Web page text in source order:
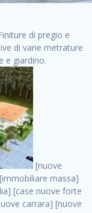
di pregio e
di varie metrature
e giardino.
[nuove costruzioni versilia] [vendita case carrara] [immobiliare massa] [case nuove toscana] [case in vendita versilia] [case nuove forte dei marmi] [case in vendita carrara] [case nuove carrara] [nuove costruzioni pietrasanta] [nuove costruzioni forte dei marmi] [immobiliare versilia] [case nuove massa] [case nuove pietrasanta] [case nuove liguria] [immobiliare forte dei marmi] [nuove costruzioni liguria] [nuove costruzioni carrara] [nuove costruzioni massa] [immobiliare carrara] case in vendita toscana [immobiliare liguria] [case in vendita massa] [vendita case massa] [vendita case versilia] [nuove costruzioni toscana] [immobiliare pietrasanta] [immobiliare toscana] [case nuove versilia] nuove costruzioni case nuove in vendita case nuove case in costruzione case nuova costruzione appartamenti nuova costruzione case in vendita nuove costruzioni terreno edificabile nuove costruzioni milano marina di carrara carrara massa massa carrara toscana versilia case in vendita a milano case in vendita a roma appartamenti nuovi in vendita vendita case milano case in vendita torino case in vendita milano case di nuova costruzione nuove costruzioni roma case in vendita roma , casa per vendere italia . vendita case roma vendita case torino villette nuova costruzione vendita case privati cerco casa milano vendita case impresa edile vendita case genova vendita immobili vendita case nuove cerco casa ville nuova costruzione annunci case in vendita case in vendita nuova costruzione nuove case in vendita case in vendita da privati villette a schiera cerco casa in vendita case in affitto vendita nuove costruzioni costruire case affitto affitto negozio milano cerco casa roma cerco casa nuova costruzione appartamenti in costruzione, casa per vendere italia . case nuove vendita case in vendita nuove case nuove milano nuove costruzioni morena case in vendita costruzioni case case in vendita tor vergata nuova annunci vendita case case in vendita milano centro, casa per vendere italia . vendita case nuova costruzione case in vendita privati agenzia immobiliare appartamenti di nuova costruzione ville in costruzione case in vendita a opera nuova costruzione nuove costruzioni torino, casa per vendere italia . appartamenti nuovi impresa edile roma trova casa costruzioni nuove appartamenti in affitto cantieri in costruzione, casa per vendere italia . immobiliare nuove costruzioni case in vendita dragona appartamenti in vendita siti vendita case case in vendita roma nord nuovi costruzioni ville nuove in vendita nuove costruzioni in vendita trovocasa cerco casa affitto villette in vendita nuove costruzioni immobiliari nuove costruzioni bologna toscano immobiliare palermo nuovi appartamenti vendita case dragona nuova costruzione case in vendita villaggio prenestino, casa per vendere italia . case in vendita dal costruttore imprese edili torino nuove costruzioni firenze immobiliare case nuove in costruzione toscano immobiliare milano, casa per vendere italia . casanuova case in vendita acilia dragona case in vendita di nuova costruzione case in vendita da costruttore nuove costruzioni eur case e cantieri appartamenti in vendita nuova costruzione case in vendita a dragona roma case in vendita nuove case in costruzione porta portese immobiliare appartamenti cerco casa disperatamente case in vendita torresina cascine in vendita vendita immobili roma, casa per vendere italia . milano nuove costruzioni morena case in vendita costruzioni edili nuove costruzioni catania visure catastali on line gratis nuove costruzioni monza case in costruzione milano, casa per vendere italia . nuove costruzioni boccea vendita immobili milano attico immobiliare roma vendita imprese edili bergamo impresa edile bologna case in vendita a classe appartamento nuovo nuove costruzioni pietralata case costruzione case in vendita roma sud nuove costruzioni residenziali a milano appartamenti nuova costruzione milano case in vendita boccea case in vendita morena nuove costruzioni vendita immobili privati, casa per vendere italia . comprare casa nuova costruzione case in vendita con leasing case in vendita ostia antica case nuova costruzione milano appartamenti nuovi milano case nuove roma nuove costruzioni bari edilizia convenzionata case in vendita a tortona villaggio prenestino case in vendita toscano immobiliare professione casa nuove costruzioni parma impresa costruzioni nuove case nuove costruzioni bergamo vendita immobili torino ville di nuova costruzione solo affitti appartamento nuovo in vendita appartamenti nuova costruzione roma case nuova costruzione roma, casa per vendere italia . nuove costruzioni a milano case in costruzione roma impresa di costruzioni grimaldi immobiliare costruzioni villetta nuova costruzione case in vendita da imprese edili cerco casa a acquisto casa in costruzione nuove costruzioni mare costruzioni immobiliari cantieri nuove costruzioni acquisto casa nuova costruzione nuove costruzioni padova comprare casa in costruzione impresa edile napoli nuove costruzioni pescara casa risorse immobiliari, casa per vendere italia . immobili in costruzione villette nuove villette nuove in vendita gabetti imprese edili verona nuove costruzioni milano sud nuovi immobili nuove costruzioni legnano, casa per vendere italia . cantieri nuove costruzioni milano villa nuova case vendita nuove costruzioni appartamenti in vendita nuovi immobili nuovi costruttori case imprese edili brescia nuovi appartamenti milano case in vendita selva nera casa nuova retecasa case nuova costruzione in vendita monolocale imprese edili firenze imprese edili padova frimm vendita case dragona nuove costruzioni vendita imprese edili parma imprese di costruzioni milano immobiliare toscano frimm immobiliare roma case case dal costruttore acquisto terreno agricolo imprese edili italiane roma vende casa case nuove a milano nuove costruzioni a roma imprese costruzioni roma cerco casa nuova immobili di nuova costruzione case in vendita castelverde roma impresa edile palermo rent to buy roma nuove costruzioni, casa per vendere italia . tempocasa case in vendita a riscatto nuove costruzioni varese nuove costruzioni bolzano vendita case in costruzione nuove costruzioni lecce cantiere milano costruire villa imprese edili treviso impresa edile catania case in vendita roma tiburtina vendita appartamenti nuova costruzione vendita immobili commerciali case nuove in vendita milano nuove costruzioni seregno cerca casa vendita cerco casa milano vendita nuove costruzioni milano ovest vendita case nuove milano imprese edili modena nuove costruzioni milano centro case in vendita aranova nuove abitazioni, casa per vendere italia ., casa per vendere italia . nuove costruzioni brescia nuove costruzioni como appartamenti nuovi in vendita a milano case in vendita bologna nuove costruzioni appartamenti in vendita milano nuova costruzione imprese edili como morena nuove costruzioni nuove costruzioni case vendita appartamenti nuovi nuove costruzioni salerno eurekasa villette in costruzione bilocali nuovi case nuove in vendita a roma case in vendita con permuta nuove costruzioni trento impresa edile varese imprese costruzioni milano imprese edili venezia case in vendita prenestina imprese edili spa nuove costruzioni gallarate roma nuove costruzioni case in nuova costruzione nuovi case nuove in vendita a milano nuove costruzioni loano nuovi cantieri milano imprese edili novara case in vendita roma est imprese di costruzioni roma appartamenti in costruzione milano nuovi cantieri cerco casa vendita milano nuove costruzioni brugherio vendita case da imprese edili imprese edili udine nuove costruzioni direttamente dal costruttore imprese edili vicenza case in vendita a loano nuova costruzione nuove villette prezzi case nuove case in vendita in costruzione compravendita terreno agricolo cantiere, casa per vendere italia . case in vendita milano navigli costruzione nuova casa costruzioni nuove milano nuove costruzioni roma rent to buy nuove costruzioni taranto palazzo in costruzione vendita appartamenti nuova costruzione milano centro costruzioni milano case in vendita milano nuove costruzioni case in vendita milano sud impresa edile como case nuove a roma boccea case in vendita imprese edili trento nuove costruzioni buccinasco case in costruzione a milano nuove costruzioni ripamonti case in vendita a salerno nuove costruzioni nuove residenze milano case nuove vendita milano nuove costruzioni milano nord nuove costruzioni livorno vendita nuove costruzioni roma nuove costruzioni liguria costruzioni roma cerco casa roma vendita nuove costruzioni classe a impresa edile rimini nuovi annunci case in vendita nuove costruzioni magenta todini costruzioni case grezze in vendita vendita appartamenti nuovi milano case in vendita gallaratese milano nuove costruzioni arezzo, casa per vendere italia . case in vendita castelverde case nuove dal costruttore nuovo appartamento nuove costruzioni desenzano imprese edili lombardia imprese edili veneto appartamenti in costruzione roma case vendita pescara nuove costruzioni case in vendita ad acilia imprese edili verona e provincia nuove costruzioni desio appartamenti classe a milano firenze nuove costruzioni pirelli re immobiliare grandi imprese di costruzioni case in vendita torresina roma case in vendita navigli milano nuove costruzioni roma centro nuovecostruzioni appartamenti nuovi a milano impresa edile ancona nuove residenze dragona case in vendita nuove costruzioni brindisi vendita nuove costruzioni milano case in vendita arredate nuove case milano case nuove milano centro sito impresa edile nuov